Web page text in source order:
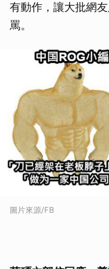
有動作，讓大批網
罵。
圖片來源/FB